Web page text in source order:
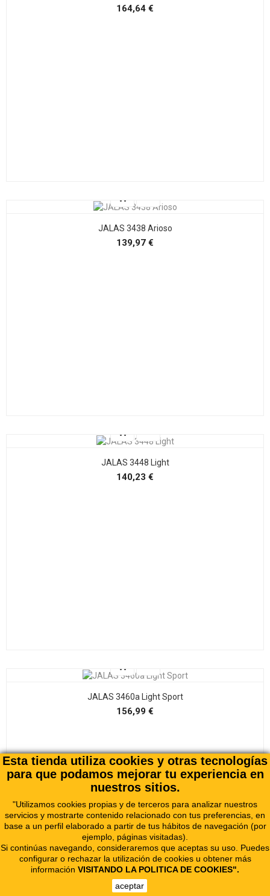
164,64 €
JALAS 3438 Arioso
139,97 €
JALAS 3448 Light
140,23 €
JALAS 3460a Light Sport
156,99 €
Esta tienda utiliza cookies y otras tecnologías
para que podamos mejorar tu experiencia en
nuestros sitios.
"Utilizamos cookies propias y de terceros para analizar nuestros
servicios y mostrarte contenido relacionado con tus preferencias, en
base a un perfil elaborado a partir de tus hábitos de navegación (por
ejemplo, páginas visitadas).
Si continúas navegando, consideraremos que aceptas su uso. Puedes
configurar o rechazar la utilización de cookies u obtener más
información VISITANDO LA POLITICA DE COOKIES".
aceptar